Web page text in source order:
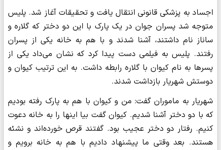
اجساد به پزشکی قانونی انتقال یافت و تحقیقات آغاز شد. پلیس
متوجه شد پسران جوان در یک پارک با این دو دختر که گلاره و
ساناز نام داشتند، آشنا شدند و با هم به خانه یکی از پسران
رفتند‌. پلیس به فیلمی دست پیدا کرد که نشان می‌داد یکی از
پسرها به نام کیوان با گلاره رابطه داشت. به این ترتیب کیوان و
دوستش شهریار بازداشت شدند.
شهریار به ماموران گفت: من و کیوان با هم به پارک رفته بودیم
که با دو دختر آشنا شدیم. کیوان گفت بیا اینها را به خانه دعوت
کنیم. رفتار دو دختر عجیب بود. گفتند قرص خورده‌اند و نشئه
هستند. بعد وقتی ما پیشنهاد دادیم با هم به خانه برویم و